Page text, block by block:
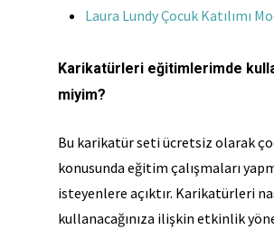
Laura Lundy Çocuk Katılımı
Karikatürleri eğitimlerimde
miyim?
Bu karikatür seti ücretsiz olarak
konusunda eğitim çalışmaları
isteyenlere açıktır. Karikatürleri
kullanacağınıza ilişkin etkinlik